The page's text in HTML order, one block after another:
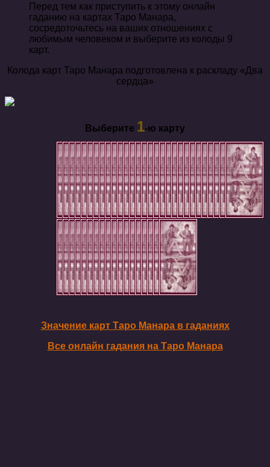
Перед тем как приступить к этому онлайн
гаданию на картах Таро Манара,
сосредоточьтесь на ваших отношениях с
любимым человеком и выберите из колоды 9
карт.
Колода карт Таро Манара подготовлена к раскладу «Два
сердца»
Выберите 1-ю карту
Значение карт Таро Манара в гаданиях
Все онлайн гадания на Таро Манара